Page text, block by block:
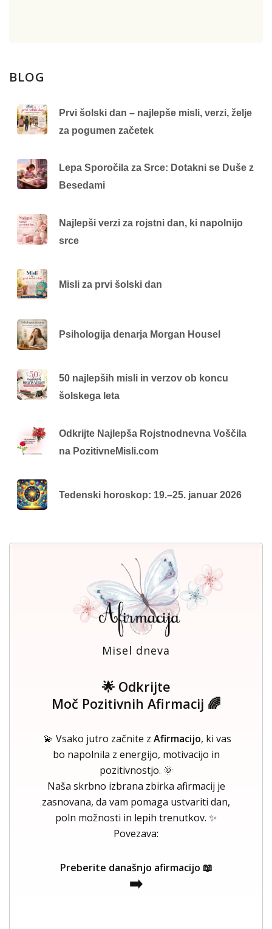
BLOG
Prvi šolski dan – najlepše misli, verzi, želje
za pogumen začetek
Lepa Sporočila za Srce: Dotakni se Duše z
Besedami
Najlepši verzi za rojstni dan, ki napolnijo
srce
Misli za prvi šolski dan
Psihologija denarja Morgan Housel
50 najlepših misli in verzov ob koncu
šolskega leta
Odkrijte Najlepša Rojstnodnevna Voščila
na PozitivneMisli.com
Tedenski horoskop: 19.–25. januar 2026
Misel dneva
🌟 Odkrijte
Moč Pozitivnih Afirmacij 🌈
💫 Vsako jutro začnite z Afirmacijo, ki vas
bo napolnila z energijo, motivacijo in
pozitivnostjo. 🌞
Naša skrbno izbrana zbirka afirmacij je
zasnovana, da vam pomaga ustvariti dan,
poln možnosti in lepih trenutkov. ✨
Povezava:
Preberite današnjo afirmacijo 📖
➡️